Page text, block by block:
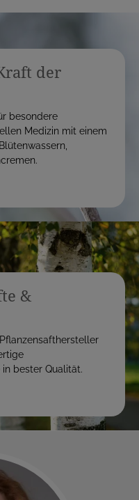
der
besondere
Medizin mit einem
&
bester Qualität.